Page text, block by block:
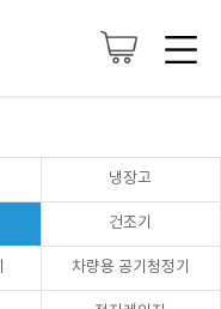
냉장고
건조기
차량용 공기청정기